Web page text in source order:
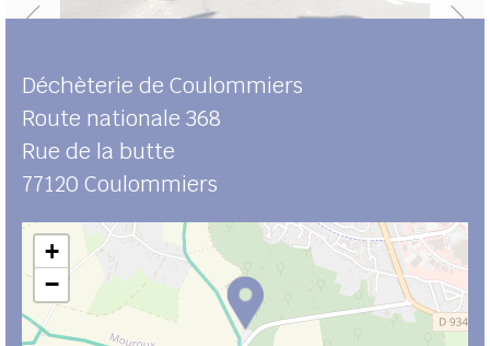
Déchèterie de Coulommiers
Route nationale 368
Rue de la butte
77120 Coulommiers
+
−